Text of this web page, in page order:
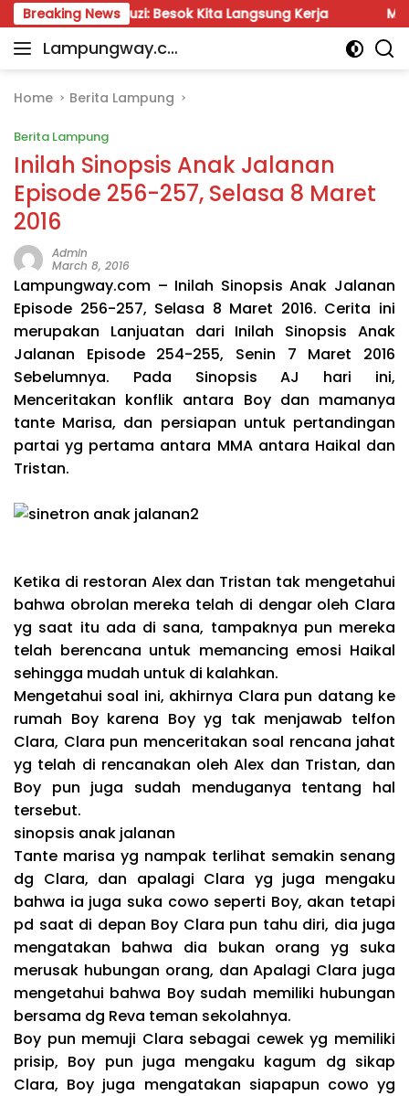
Skip
to
content
Breaking News
Fauzi: Besok Kita Langsung Kerja Munir:
Lampungway.co
Portal
Daerah
Terpercaya
dan
Terupdate
Home Berita Lampung
Berita Lampung
Inilah Sinopsis Anak Jalanan
Episode 256-257, Selasa 8 Maret
2016
Admin
March 8, 2016
Lampungway.com – Inilah Sinopsis Anak Jalanan
Episode 256-257, Selasa 8 Maret 2016. Cerita ini
merupakan Lanjuatan dari Inilah Sinopsis Anak
Jalanan Episode 254-255, Senin 7 Maret 2016
Sebelumnya. Pada Sinopsis AJ hari ini,
Menceritakan konflik antara Boy dan mamanya
tante Marisa, dan persiapan untuk pertandingan
partai yg pertama antara MMA antara Haikal dan
Tristan.
Ketika di restoran Alex dan Tristan tak mengetahui
bahwa obrolan mereka telah di dengar oleh Clara
yg saat itu ada di sana, tampaknya pun mereka
telah berencana untuk memancing emosi Haikal
sehingga mudah untuk di kalahkan.
Mengetahui soal ini, akhirnya Clara pun datang ke
rumah Boy karena Boy yg tak menjawab telfon
Clara, Clara pun menceritakan soal rencana jahat
yg telah di rencanakan oleh Alex dan Tristan, dan
Boy pun juga sudah menduganya tentang hal
tersebut.
sinopsis anak jalanan
Tante marisa yg nampak terlihat semakin senang
dg Clara, dan apalagi Clara yg juga mengaku
bahwa ia juga suka cowo seperti Boy, akan tetapi
pd saat di depan Boy Clara pun tahu diri, dia juga
mengatakan bahwa dia bukan orang yg suka
merusak hubungan orang, dan Apalagi Clara juga
mengetahui bahwa Boy sudah memiliki hubungan
bersama dg Reva teman sekolahnya.
Boy pun memuji Clara sebagai cewek yg memiliki
prisip, Boy pun juga mengaku kagum dg sikap
Clara, Boy juga mengatakan siapapun cowo yg